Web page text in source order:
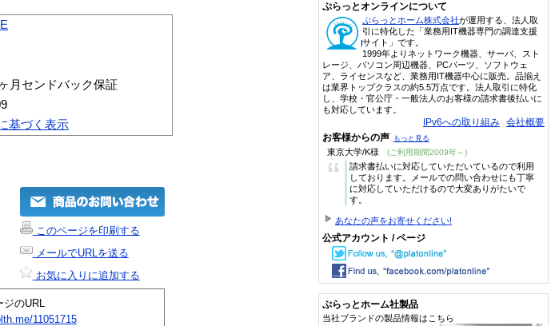
月センドバック保証
基づく表示
このページを印刷する
メールでURLを送る
お気に入りに追加する
のURL
11051715
ぷらっとオンラインについて
ぷらっとホーム株式会社が運用する、法人取
引に特化した「業務用IT機器専門の調達支援
サイト」です。
1999年よりネットワーク機器、サーバ、スト
レージ、パソコン周辺機器、PCパーツ、ソフトウェ
ア、ライセンスなど、業務用IT機器中心に販売。品揃え
は業界トップクラスの約5.5万点です。法人取引に特化
し、学校・官公庁・一般法人のお客様の請求書後払いに
も対応しています。
IPv6への取り組み 会社概要
お客様からの声 もっと見る
東京大学/K様 (ご利用期間2009年～)
“
請求書払いに対応していただいているので利用
しております。メールでの問い合わせにも丁寧
に対応していただけるので大変ありがたいで
す。
あなたの声をお寄せください!
公式アカウント / ページ
ぷらっとホーム社製品
当社ブランドの製品情報はこちら